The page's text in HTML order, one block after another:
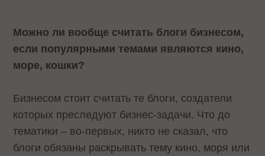
Можно ли вообще считать блоги бизнесом,
если популярными темами являются кино,
море, кошки?
Бизнесом стоит считать те блоги, создатели
которых преследуют бизнес-задачи. Что до
тематики – во-первых, никто не сказал, что
блоги обязаны раскрывать тему кино, моря или